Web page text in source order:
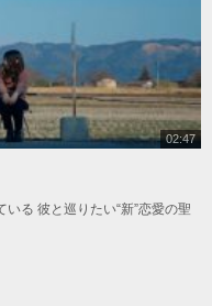
02:47
る 彼と巡りたい“新”恋愛の聖